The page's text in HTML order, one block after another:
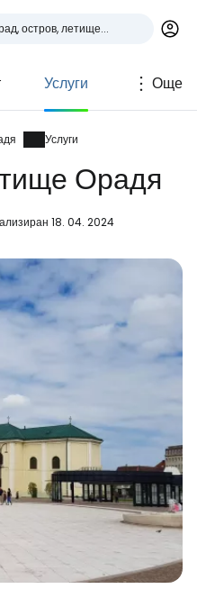
Услуги Още
Услуги
Орадя
18. 04. 2024
туристите
с Google
с Facebook
с имейл